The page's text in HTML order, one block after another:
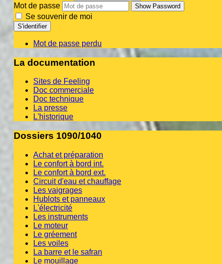
Mot de passe
Show Password
Se souvenir de moi
S'identifier
Mot de passe perdu
La documentation
Sites de Feeling
Doc commerciale
Doc technique
La presse
L'historique
Dossiers 1090/1040
Achat et préparation
Le confort à bord int.
Le confort à bord ext.
Circuit d'eau et chauffage
Les vaigrages
Hublots et panneaux
L'électricité
Les instruments
Le moteur
Le gréement
Les voiles
La barre et le safran
Le mouillage